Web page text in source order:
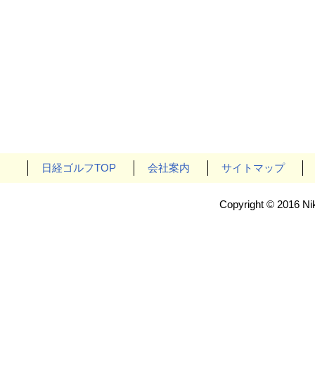
日経ゴルフTOP 会社案内 サイトマップ
Copyright © 2016